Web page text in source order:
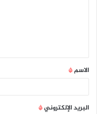
الاسم*
البريد الإلكتروني*